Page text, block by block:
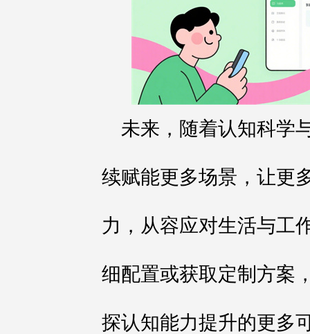
未来，随着认知科学
续赋能更多场景，让更
力，从容应对生活与工
细配置或获取定制方案
探认知能力提升的更多